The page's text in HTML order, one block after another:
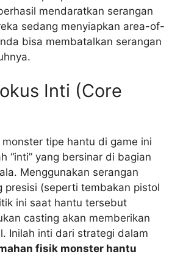
mendaratkan serangan
sedang menyiapkan area-of-
bisa membatalkan serangan
Inti (Core
tipe hantu di game ini
“inti” yang bersinar di bagian
Menggunakan serangan
presisi (seperti tembakan pistol
ini saat hantu tersebut
casting akan memberikan
Inilah inti dari strategi dalam
fisik monster hantu